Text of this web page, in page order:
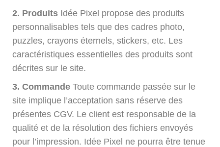
2. Produits Idée Pixel propose des produits
personnalisables tels que des cadres photo,
puzzles, crayons éternels, stickers, etc. Les
caractéristiques essentielles des produits sont
décrites sur le site.
3. Commande Toute commande passée sur le
site implique l’acceptation sans réserve des
présentes CGV. Le client est responsable de la
qualité et de la résolution des fichiers envoyés
pour l’impression. Idée Pixel ne pourra être tenue